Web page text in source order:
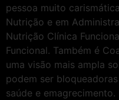
pessoa muito
Nutrição e em
Nutrição Clínica
Funcional. Também é
uma visão mais ampla
podem ser
saúde e emagrecimento.